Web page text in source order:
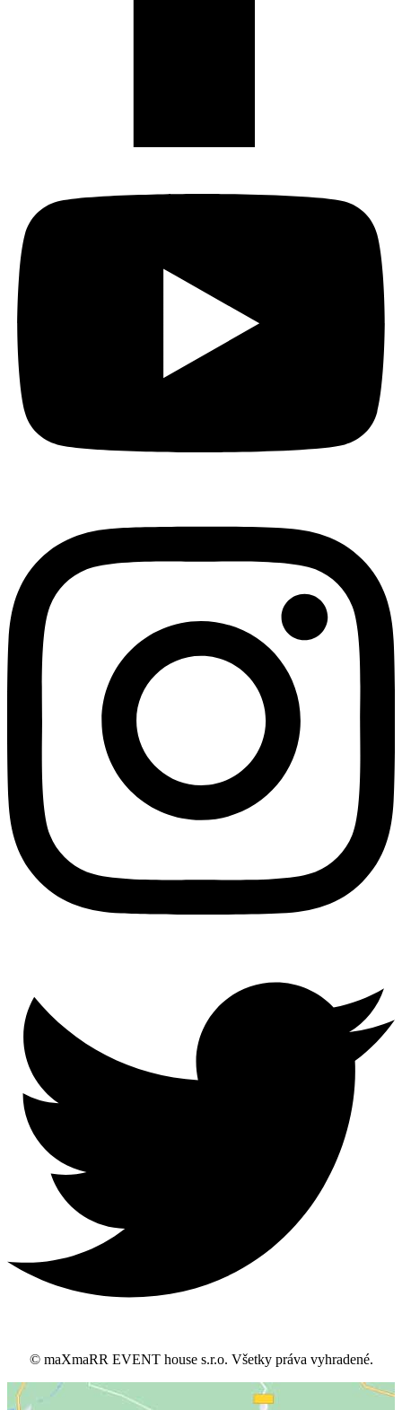
© maXmaRR EVENT house s.r.o. Všetky práva vyhradené.